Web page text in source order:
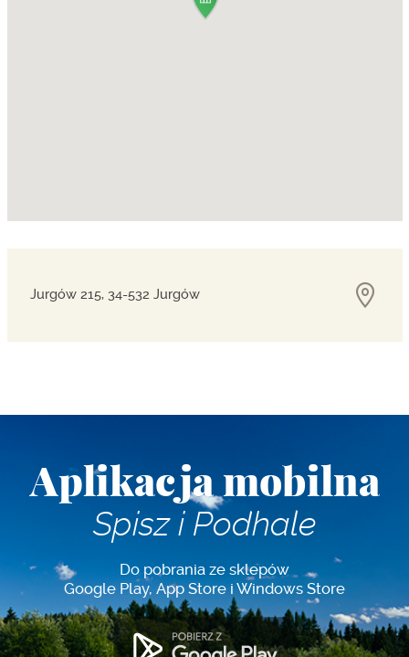
Jurgów 215, 34-532 Jurgów
Aplikacja mobilna
Spisz i Podhale
Do pobrania ze sklepów
Google Play, App Store i Windows Store